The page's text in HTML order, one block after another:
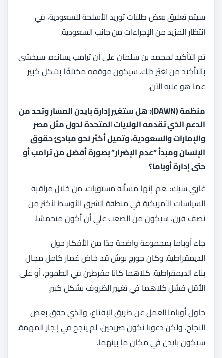
سيتم تعليق بعض طلبات توريد الأسلحة للسعودية، في
انتظار المزيد من الإجراءات من جانب السعودية.
تم التأكيد لمحمد بن سلمان على أن ترامب يسانده. سيخشى
بالتأكيد من تغيّر ذلك. سيكون موقفه مختلفًا بشكل كبير
عما هو عليه الآن.
منظمة (DAWN): هل ستغير إدارة بايدن المسار وتحد من
الدعم الذي تقدمه الولايات المتحدة لدول مثل مصر
والإمارات والسعودية، وتميل أكثر نحو مبادئ حقوق
الإنسان ومبدأ “عدم الإضرار” بصورة أفضل من ترامب أو
حتى إدارة أوباما؟
غاري سيك: نعم. إنها مسألة مستويات. من خلال مراقبة
السياسات الأمريكية في منطقة الشرق الأوسط لأكثر من
نصف قرن، سيكون من الصعب علي أن أكون متحمسًا.
جاء أوباما بمجموعة واضحة جدًا من الأفكار حول
الديمقراطية. وكان جورج بوش قد خاض غمار كامل مجال
بناء الديمقراطية. كلاهما كانا مفرطين في الطموح، أو على
الأقل فشل كلاهما في تغيير الظروف بشكل كبير.
حاول أوباما العمل عن طريق الإقناع، والذي حقق بعض
النجاح، ولكن دعونا نكون صريحين، لم ينجح في إنجاز المهمة.
سيكون بايدن في مكان ما بينهما.